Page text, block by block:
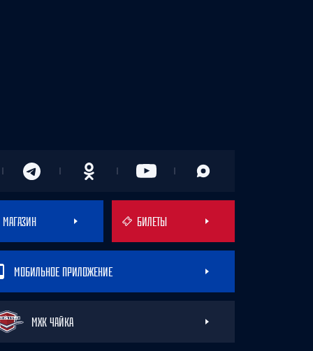
МАГАЗИН БИЛЕТЫ
МОБИЛЬНОЕ ПРИЛОЖЕНИЕ
МХК ЧАЙКА